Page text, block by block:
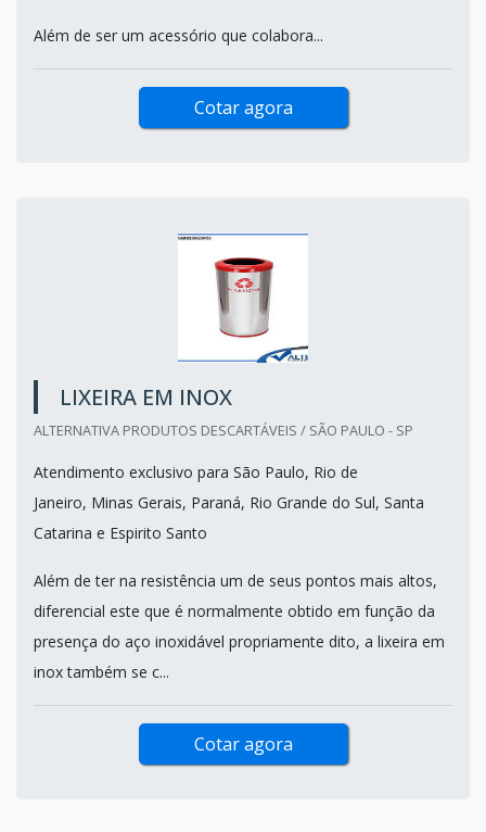
Além de ser um acessório que colabora...
Cotar agora
LIXEIRA EM INOX
ALTERNATIVA PRODUTOS DESCARTÁVEIS / SÃO PAULO - SP
Atendimento exclusivo para São Paulo, Rio de
Janeiro, Minas Gerais, Paraná, Rio Grande do Sul, Santa
Catarina e Espirito Santo
Além de ter na resistência um de seus pontos mais altos,
diferencial este que é normalmente obtido em função da
presença do aço inoxidável propriamente dito, a lixeira em
inox também se c...
Cotar agora